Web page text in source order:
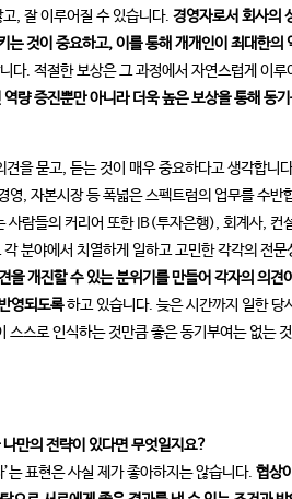
, 잘 이루어질 수 있습니다. 경영자로서 회사의
는 것이 중요하고, 이를 통해 개개인이 최대한의
다. 적절한 보상은 그 과정에서 자연스럽게 이루
량 증진뿐만 아니라 더욱 높은 보상을 통해 동
을 묻고, 듣는 것이 매우 중요하다고 생각합니
영, 자본시장 등 폭넓은 스펙트럼의 업무를 수반
사람들의 커리어 또한 IB(투자은행), 회계사, 컨
분야에서 치열하게 일하고 고민한 각각의 전문
을 개진할 수 있는 분위기를 만들어 각자의 의견
영되도록하고 있습니다. 늦은 시간까지 일한 당
스스로 인식하는 것만큼 좋은 동기부여는 없는
만의 전략이 있다면 무엇일지요?
는 표현은 사실 제가 좋아하지는 않습니다. 협상